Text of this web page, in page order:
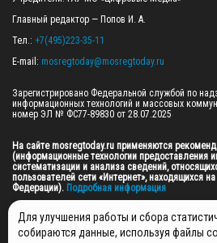
Главный редактор — Попов И. А.
Тел.: +7(495)223-35-11
E-mail: mosregtoday@mosregtoday.ru
Зарегистрировано Федеральной службой по
информационных технологий и массовых
номер ЭЛ № ФС77-89830 от 28.07.2025
На сайте mosregtoday.ru применяются
(информационные технологии предоставления
систематизации и анализа сведений,
пользователей сети «Интернет», находящихся
Федерации). Подробная информация
© 2026 ПРАВА НА ВСЕ МАТЕРИАЛЫ САЙТА
МЕДИА" (ОГРН: 1255000059467).
Для улучшения работы и сбора
собираются данные, используя файлы